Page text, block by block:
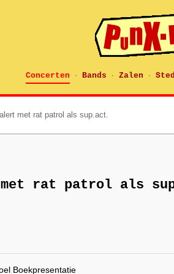
Concerten · Bands · Zalen ·
met rat patrol als sup.act.
met rat patrol als
Boekpresentatie